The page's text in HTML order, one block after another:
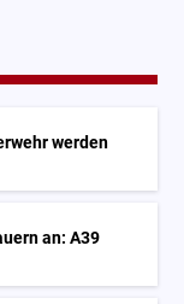
werden
an: A39